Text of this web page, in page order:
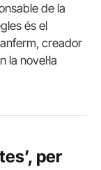
de la
és el
creador
la novel·la
per